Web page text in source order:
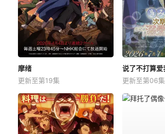
摩绪
更新至第19集
更新至第06集